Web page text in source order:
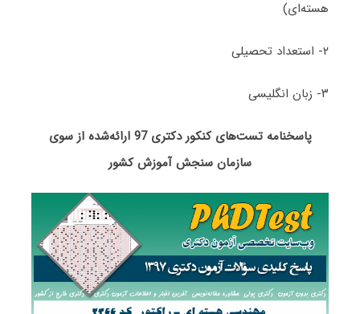
هسته‌ای)
۲- استعداد تحصیلی
۳- زبان انگلیسی
پاسخنامه تست‌های کنکور دکتری 97 ارائه‌شده از سوی
سازمان سنجش آموزش کشور